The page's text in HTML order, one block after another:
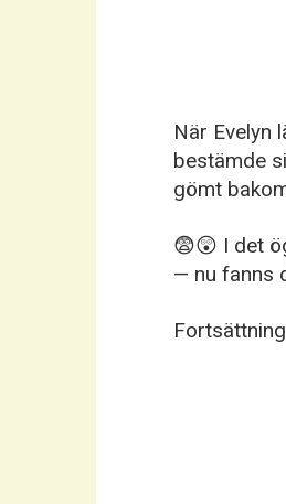
När Evelyn
bestämde
gömt
😨😲 I det
— nu fanns